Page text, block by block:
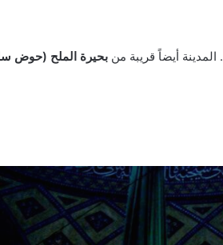
. المدينة أيضاً قريبة منبحيرة الملح (حوض